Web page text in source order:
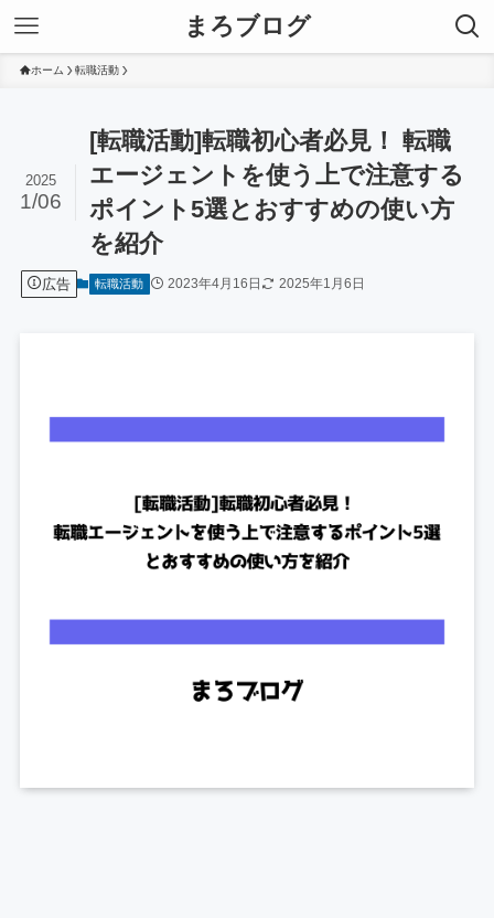
まろブログ
ホーム 転職活動
[転職活動]転職初心者必見！ 転職
エージェントを使う上で注意する
ポイント5選とおすすめの使い方
を紹介
2025
1/06
広告 転職活動 2023年4月16日 2025年1月6日